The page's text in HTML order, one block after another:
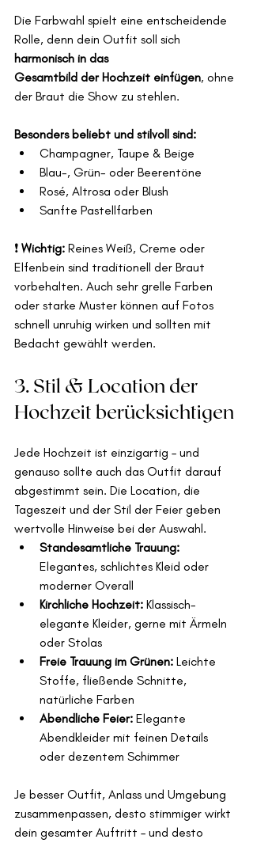
Die Farbwahl spielt eine entscheidende
Rolle, denn dein Outfit soll sich
harmonisch in das
Gesamtbild der Hochzeit einfügen, ohne
der Braut die Show zu stehlen.
Besonders beliebt und stilvoll sind:
Champagner, Taupe & Beige
Blau-, Grün- oder Beerentöne
Rosé, Altrosa oder Blush
Sanfte Pastellfarben
❗ Wichtig: Reines Weiß, Creme oder
Elfenbein sind traditionell der Braut
vorbehalten. Auch sehr grelle Farben
oder starke Muster können auf Fotos
schnell unruhig wirken und sollten mit
Bedacht gewählt werden.
3. Stil & Location der
Hochzeit berücksichtigen
Jede Hochzeit ist einzigartig – und
genauso sollte auch das Outfit darauf
abgestimmt sein. Die Location, die
Tageszeit und der Stil der Feier geben
wertvolle Hinweise bei der Auswahl.
Standesamtliche Trauung:
Elegantes, schlichtes Kleid oder
moderner Overall
Kirchliche Hochzeit: Klassisch-
elegante Kleider, gerne mit Ärmeln
oder Stolas
Freie Trauung im Grünen: Leichte
Stoffe, fließende Schnitte,
natürliche Farben
Abendliche Feier: Elegante
Abendkleider mit feinen Details
oder dezentem Schimmer
Je besser Outfit, Anlass und Umgebung
zusammenpassen, desto stimmiger wirkt
dein gesamter Auftritt – und desto